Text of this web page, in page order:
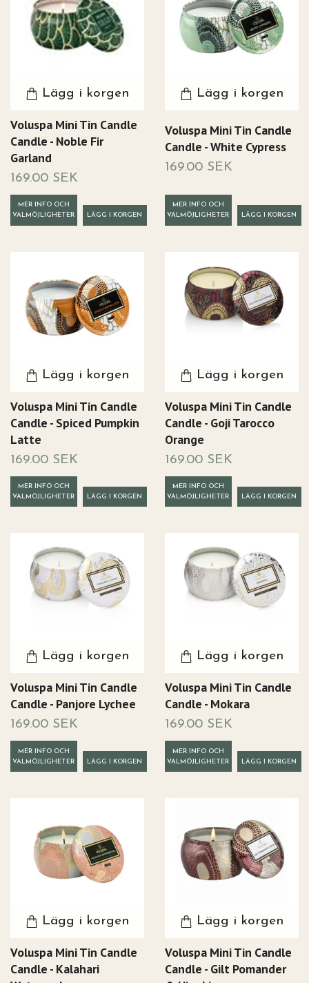
Lägg i korgen
Voluspa Mini Tin Candle
Candle - Noble Fir
Garland
169.00 SEK
MER INFO OCH
VALMÖJLIGHETER
Lägg i korgen
Voluspa Mini Tin Candle
Candle - White Cypress
169.00 SEK
MER INFO OCH
VALMÖJLIGHETER
Lägg i korgen
Voluspa Mini Tin Candle
Candle - Spiced Pumpkin
Latte
169.00 SEK
MER INFO OCH
VALMÖJLIGHETER
Lägg i korgen
Voluspa Mini Tin Candle
Candle - Goji Tarocco
Orange
169.00 SEK
MER INFO OCH
VALMÖJLIGHETER
Lägg i korgen
Voluspa Mini Tin Candle
Candle - Panjore Lychee
169.00 SEK
MER INFO OCH
VALMÖJLIGHETER
Lägg i korgen
Voluspa Mini Tin Candle
Candle - Mokara
169.00 SEK
MER INFO OCH
VALMÖJLIGHETER
Lägg i korgen
Voluspa Mini Tin Candle
Candle - Kalahari
Lägg i korgen
Voluspa Mini Tin Candle
Candle - Gilt Pomander